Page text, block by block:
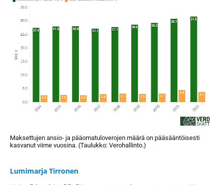
Maksettujen ansio- ja pääomatuloverojen määrä on pääsääntöisesti
kasvanut viime vuosina. (Taulukko: Verohallinto.)
Lumimarja Tirronen